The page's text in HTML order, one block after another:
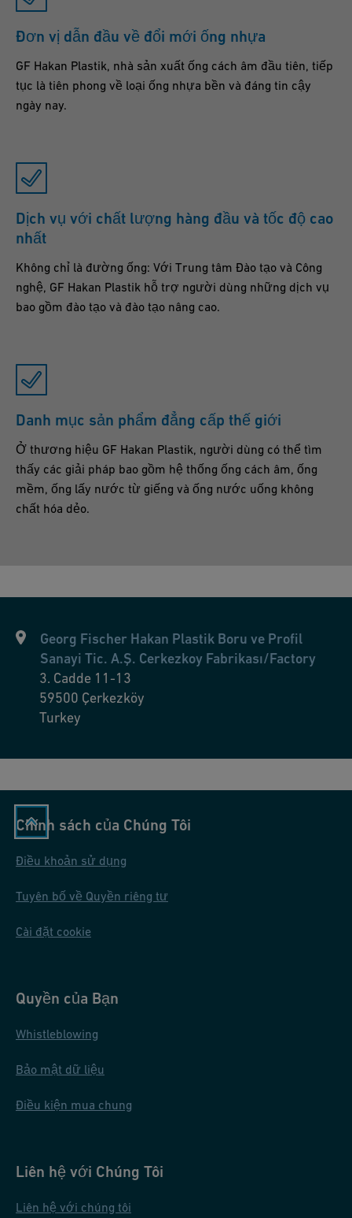
Đơn vị dẫn đầu về đổi mới ống nhựa
GF Hakan Plastik, nhà sản xuất ống cách âm đầu tiên, tiếp
tục là tiên phong về loại ống nhựa bền và đáng tin cậy
ngày nay.
Dịch vụ với chất lượng hàng đầu và tốc độ cao
nhất
Không chỉ là đường ống: Với Trung tâm Đào tạo và Công
nghệ, GF Hakan Plastik hỗ trợ người dùng những dịch vụ
bao gồm đào tạo và đào tạo nâng cao.
Danh mục sản phẩm đẳng cấp thế giới
Ở thương hiệu GF Hakan Plastik, người dùng có thể tìm
thấy các giải pháp bao gồm hệ thống ống cách âm, ống
mềm, ống lấy nước từ giếng và ống nước uống không
chất hóa dẻo.
Georg Fischer Hakan Plastik Boru ve Profil
Sanayi Tic. A.Ş. Cerkezkoy Fabrikası/Factory
3. Cadde 11-13
59500 Çerkezköy
Turkey
Chính sách của Chúng Tôi
Điều khoản sử dụng
Tuyên bố về Quyền riêng tư
Cài đặt cookie
Quyền của Bạn
Whistleblowing
Bảo mật dữ liệu
Điều kiện mua chung
Liên hệ với Chúng Tôi
Liên hệ với chúng tôi